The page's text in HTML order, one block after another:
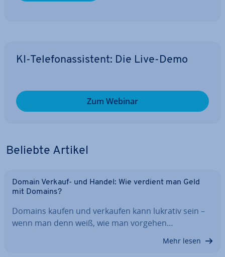
KI-Te­le­fon­as­sis­tent: Die Live-Demo
Zum Webinar
Beliebte Artikel
Domain Verkauf- und Handel: Wie verdient man Geld
mit Domains?
Domains kaufen und verkaufen kann lukrativ sein –
wenn man denn weiß, wie man vorgehen…
Mehr lesen